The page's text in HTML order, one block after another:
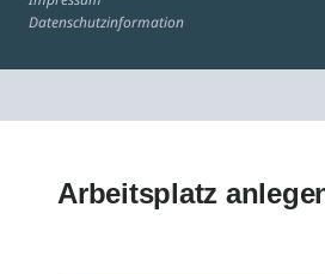
Datenschutzinformation
Arbeitsplatz